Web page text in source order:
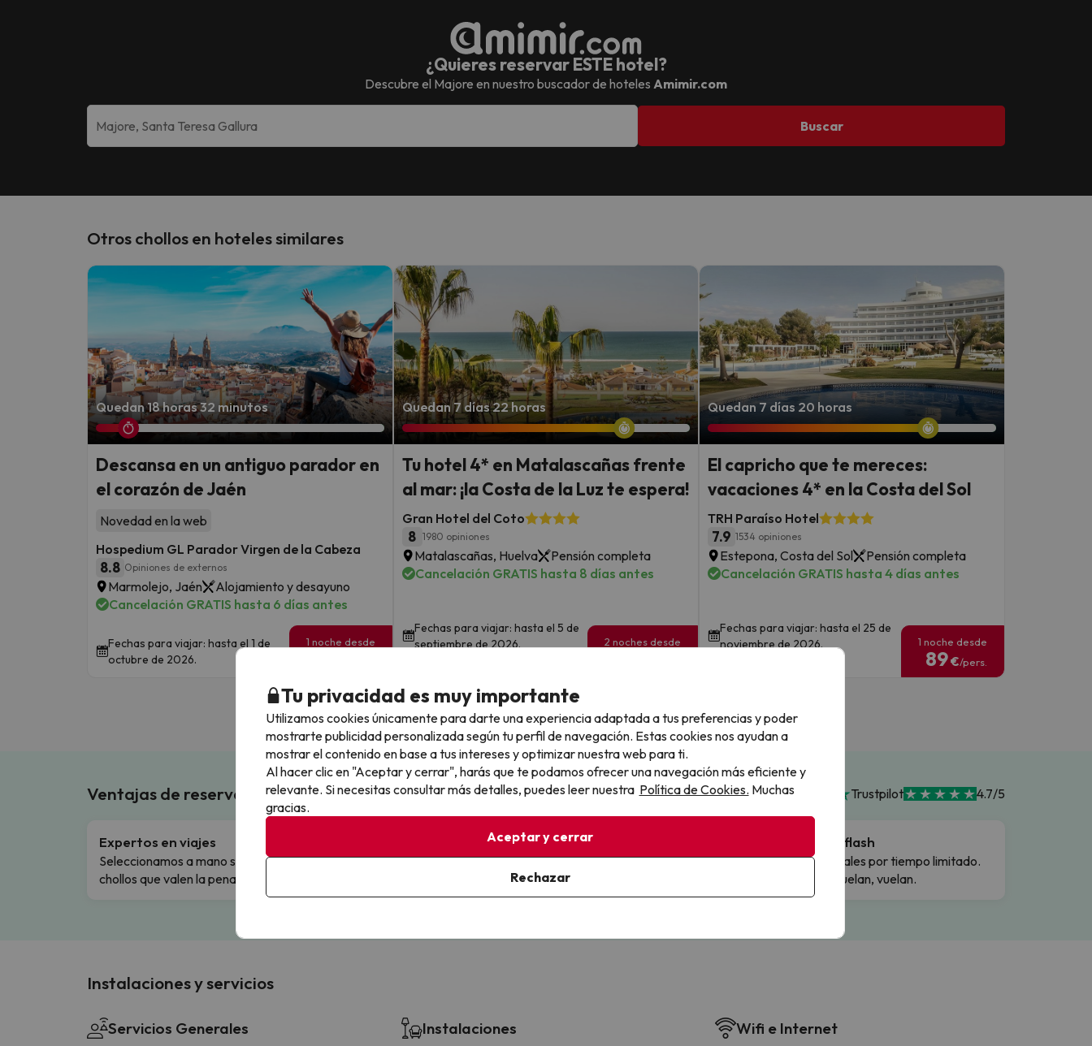
¿Quieres reservar ESTE hotel?
Descubre el Majore en nuestro buscador de hoteles Amimir.com
Buscar
Otros chollos en hoteles similares
Quedan 18 horas 32 minutos
Descansa en un antiguo parador en
el corazón de Jaén
Novedad en la web
Hospedium GL Parador Virgen de la Cabeza
8.8 Opiniones de externos
Marmolejo, Jaén
Alojamiento y desayuno
Cancelación GRATIS hasta 6 días antes
Fechas para viajar: hasta el 1 de
octubre de 2026.
1 noche desde
Quedan 7 días 22 horas
Tu hotel 4* en Matalascañas frente
al mar: ¡la Costa de la Luz te espera!
Gran Hotel del Coto
8 1980 opiniones
Matalascañas, Huelva
Pensión completa
Cancelación GRATIS hasta 8 días antes
Fechas para viajar: hasta el 5 de
septiembre de 2026.
2 noches desde
Quedan 7 días 20 horas
El capricho que te mereces:
vacaciones 4* en la Costa del Sol
TRH Paraíso Hotel
7.9 1534 opiniones
Estepona, Costa del Sol
Pensión completa
Cancelación GRATIS hasta 4 días antes
Fechas para viajar: hasta el 25 de
noviembre de 2026.
1 noche desde
89€/pers.
Ver todos los chollos
Ventajas de reservar en Buscounchollo Trustpilot 4.7/5
Expertos en viajes
Seleccionamos a mano solo los
chollos que valen la pena.
Cancela sin complicaciones
Cambios y cancelaciones con total
Paga a tu ritmo
Fracciona o financia tu viaje.
Reserva ahora, paga luego.
Ofertas flash
Precios reales por tiempo limitado.
Cuando vuelan, vuelan.
Instalaciones y servicios
Servicios Generales Instalaciones Wifi e Internet
Tu privacidad es muy importante
Utilizamos cookies únicamente para darte una experiencia adaptada a tus preferencias y poder
mostrarte publicidad personalizada según tu perfil de navegación. Estas cookies nos ayudan a
mostrar el contenido en base a tus intereses y optimizar nuestra web para ti.
Al hacer clic en "Aceptar y cerrar", harás que te podamos ofrecer una navegación más eficiente y
relevante. Si necesitas consultar más detalles, puedes leer nuestra Política de Cookies. Muchas
gracias.
Aceptar y cerrar
Rechazar